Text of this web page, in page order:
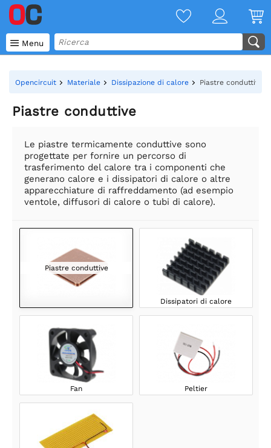
 Menu
Opencircuit Materiale Dissipazione di calore Piastre conduttive
Piastre conduttive
Le piastre termicamente conduttive sono
progettate per fornire un percorso di
trasferimento del calore tra i componenti che
generano calore e i dissipatori di calore o altre
apparecchiature di raffreddamento (ad esempio
ventole, diffusori di calore o tubi di calore).
Piastre conduttive
Dissipatori di calore
Fan Peltier